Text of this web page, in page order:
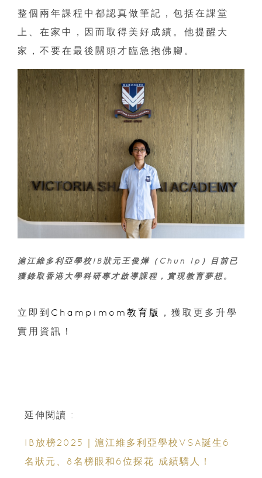
整個兩年課程中都認真做筆記，包括在課堂
上、在家中，因而取得美好成績。他提醒大
家，不要在最後關頭才臨急抱佛腳。
滬江維多利亞學校IB狀元王俊燁（Chun Ip）目前已
獲錄取香港大學科研專才啟導課程，實現教育夢想。
立即到 Champimom教育版
，獲取更多升學
實用資訊！
延伸閱讀 :
IB放榜2025｜滬江維多利亞學校VSA誕生6
名狀元、8名榜眼和6位探花 成績驕人！